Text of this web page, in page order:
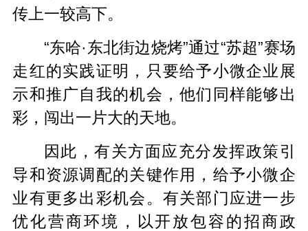
传上一较高下。
“东哈·东北街边烧烤”通过“苏超”赛场
走红的实践证明，只要给予小微企业展
示和推广自我的机会，他们同样能够出
彩，闯出一片大的天地。
因此，有关方面应充分发挥政策引
导和资源调配的关键作用，给予小微企
业有更多出彩机会。有关部门应进一步
优化营商环境，以开放包容的招商政